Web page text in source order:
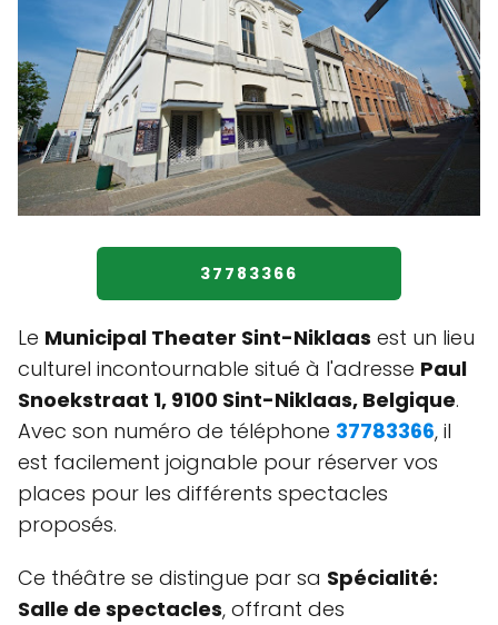
37783366
Le Municipal Theater Sint-Niklaas est un lieu
culturel incontournable situé à l'adresse Paul
Snoekstraat 1, 9100 Sint-Niklaas, Belgique.
Avec son numéro de téléphone 37783366, il
est facilement joignable pour réserver vos
places pour les différents spectacles
proposés.
Ce théâtre se distingue par sa Spécialité:
Salle de spectacles, offrant des